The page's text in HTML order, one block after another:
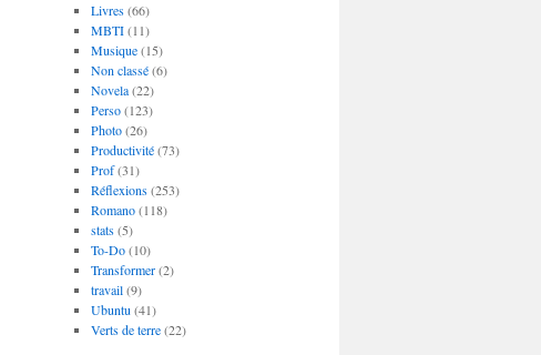
Livres(66)
MBTI(11)
Musique(15)
Non classé(6)
Novela(22)
Perso(123)
Photo(26)
Productivité(73)
Prof(31)
Réflexions(253)
Romano(118)
stats(5)
To-Do(10)
Transformer(2)
travail(9)
Ubuntu (41)
Verts de terre(22)